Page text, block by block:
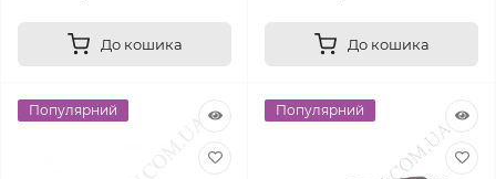
До кошика До кошика
Популярний Популярний